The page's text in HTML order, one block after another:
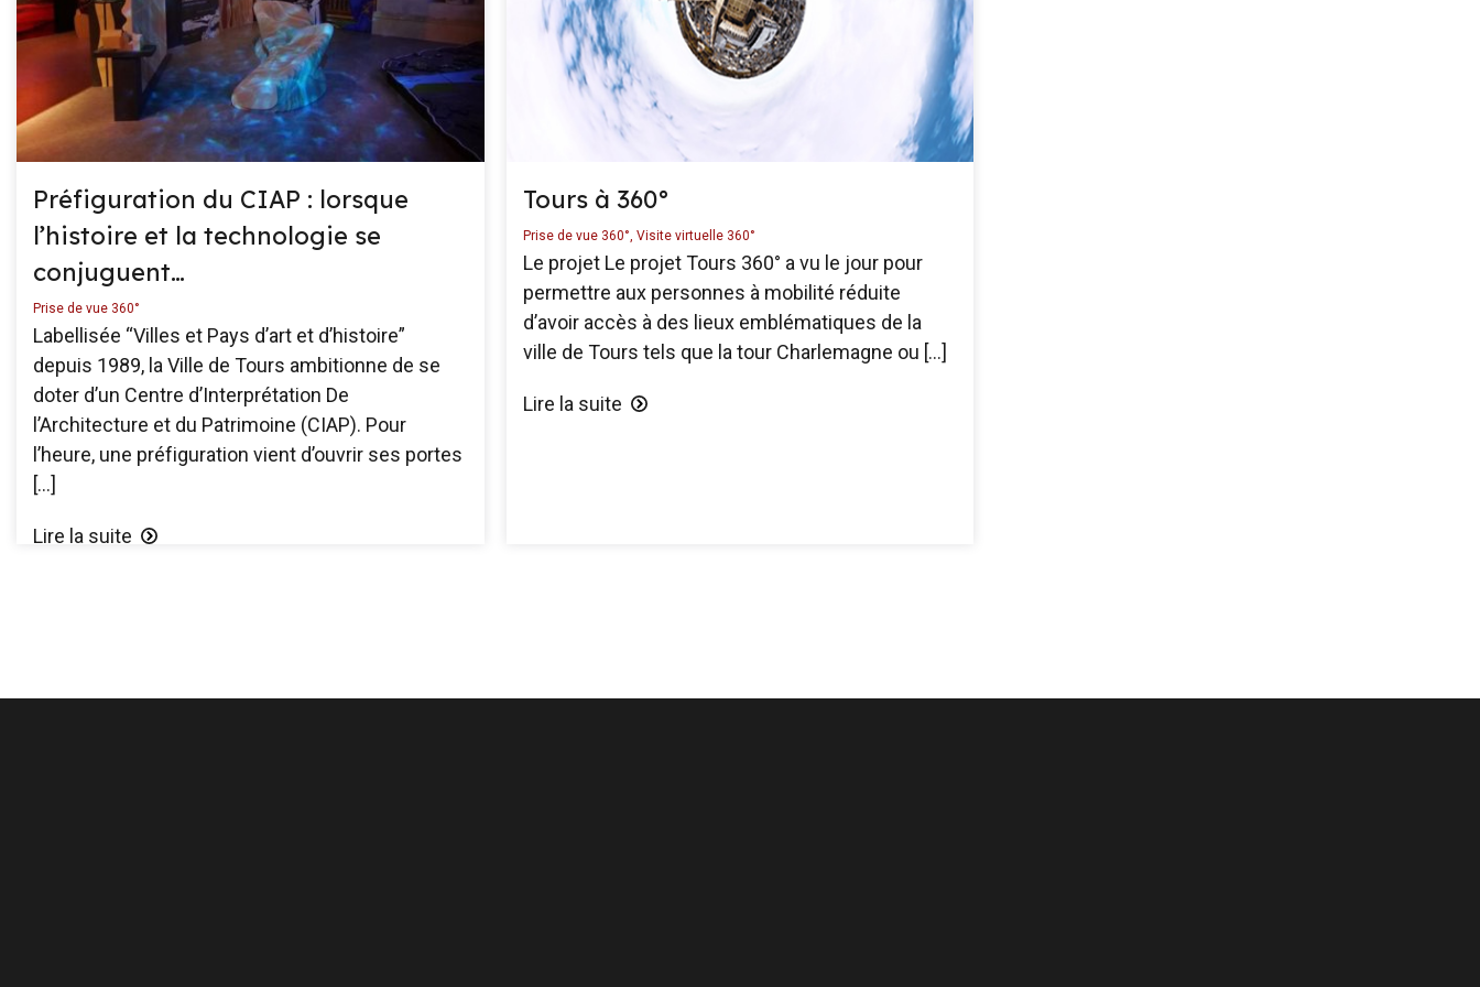
Préfiguration du CIAP : lorsque
l’histoire et la technologie se
conjuguent…
Prise de vue 360°
Labellisée “Villes et Pays d’art et d’histoire”
depuis 1989, la Ville de Tours ambitionne de se
doter d’un Centre d’Interprétation De
l’Architecture et du Patrimoine (CIAP). Pour
l’heure, une préfiguration vient d’ouvrir ses portes
[…]
Lire la suite
Tours à 360°
Prise de vue 360°, Visite virtuelle 360°
Le projet Le projet Tours 360° a vu le jour pour
permettre aux personnes à mobilité réduite
d’avoir accès à des lieux emblématiques de la
ville de Tours tels que la tour Charlemagne ou […]
Lire la suite